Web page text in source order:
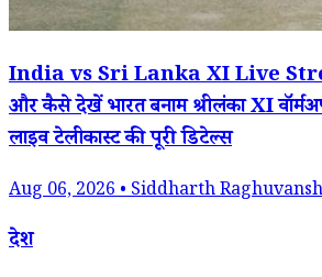
India vs Sri Lanka XI Live
और कैसे देखें भारत बनाम श्रीलंका XI
लाइव टेलीकास्ट की पूरी डिटेल्स
Aug 06, 2026 • Siddharth
देश